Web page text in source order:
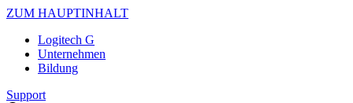
ZUM HAUPTINHALT
Logitech G
Unternehmen
Bildung
Support